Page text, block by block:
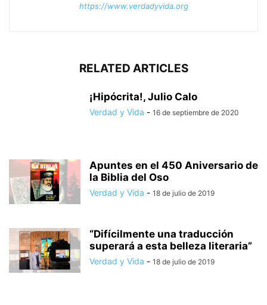
https://www.verdadyvida.org
RELATED ARTICLES
¡Hipócrita!, Julio Calo
Verdad y Vida - 16 de septiembre de 2020
Apuntes en el 450 Aniversario de
la Biblia del Oso
Verdad y Vida - 18 de julio de 2019
“Difícilmente una traducción
superará a esta belleza literaria”
Verdad y Vida - 18 de julio de 2019